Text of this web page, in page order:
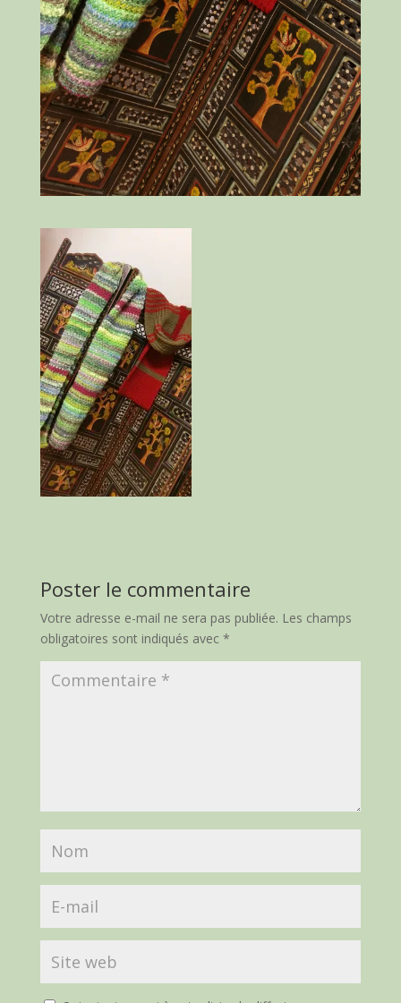
Poster le commentaire
Votre adresse e-mail ne sera pas publiée. Les champs
obligatoires sont indiqués avec *